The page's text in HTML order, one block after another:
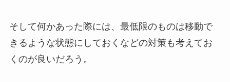
そして何かあった際には、最低限のものは移動で
きるような状態にしておくなどの対策も考えてお
くのが良いだろう。